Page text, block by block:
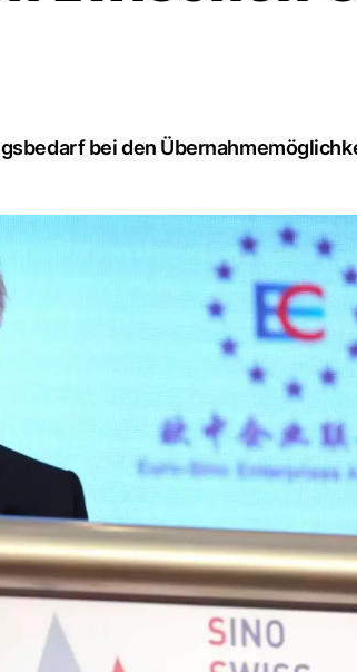
bei den